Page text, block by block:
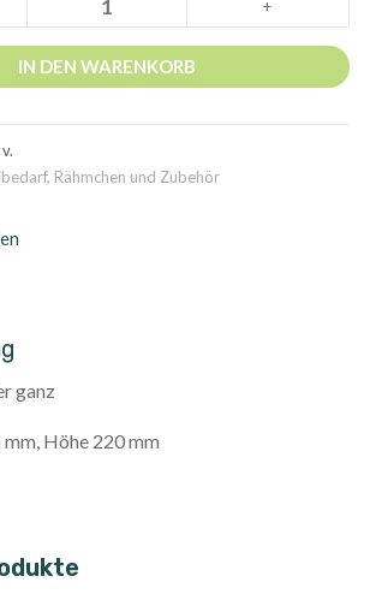
+
IN DEN WARENKORB
, Rähmchen und Zubehör
ganz
Höhe 220 mm